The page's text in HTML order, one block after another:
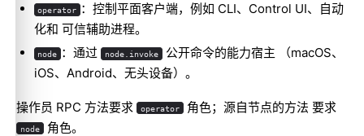
operator ：控制平面客户端，例如 CLI、Control UI、自动
化和 可信辅助进程。
node ：通过 node.invoke 公开命令的能力宿主 （macOS、
iOS、Android、无头设备）。
操作员 RPC 方法要求 operator 角色；源自节点的方法 要求
node 角色。